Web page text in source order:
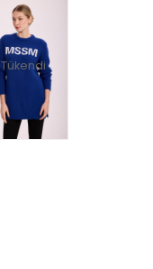
Tükendi